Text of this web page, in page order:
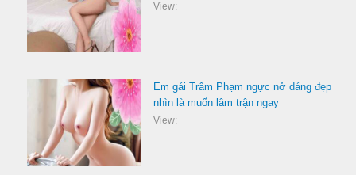
View:
Em gái Trâm Phạm ngực nở dáng đẹp
nhìn là muốn lâm trận ngay
View: